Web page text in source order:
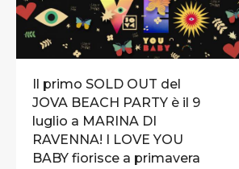
Il primo SOLD OUT del
JOVA BEACH PARTY è il 9
luglio a MARINA DI
RAVENNA! I LOVE YOU
BABY fiorisce a primavera